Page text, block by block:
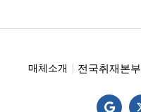
매체소개 전국취재본부